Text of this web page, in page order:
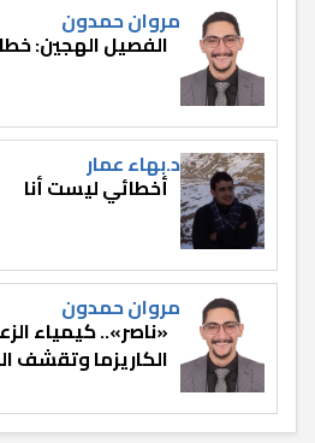
مروان حمدون
الفصيل الهجين:
د.بهاء عمار
أخطائي ليست أنا
مروان حمدون
«ناصر».. كيمياء
الكاريزما وتقشف